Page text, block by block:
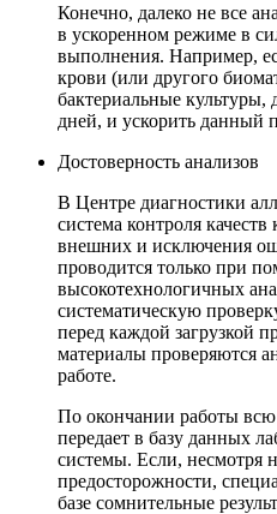
Конечно, далеко не все
в ускоренном режиме в
выполнения. Например,
крови (или другого
бактериальные культуры,
дней, и ускорить данный
Достоверность анализов
В Центре диагностики
система контроля
внешних и исключения
проводится только при
высокотехнологичных
систематическую
перед каждой загрузкой
материалы проверяются
работе.
По окончании работы
передает в базу данных
системы. Если, несмотря
предосторожности,
базе сомнительные